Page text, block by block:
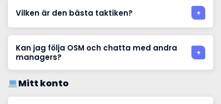
Vilken är den bästa taktiken?
Kan jag följa OSM och chatta med andra
managers?
Mitt konto